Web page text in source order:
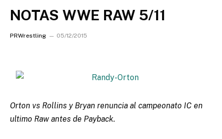
NOTAS WWE RAW 5/11
PRWrestling 05/12/2015
Orton vs Rollins y Bryan renuncia al campeonato IC en
ultimo Raw antes de Payback.